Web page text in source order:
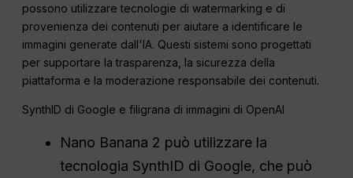
possono utilizzare tecnologie di watermarking e di
provenienza dei contenuti per aiutare a identificare le
immagini generate dall'IA. Questi sistemi sono progettati
per supportare la trasparenza, la sicurezza della
piattaforma e la moderazione responsabile dei contenuti.
SynthID di Google e filigrana di immagini di OpenAI
Nano Banana 2 può utilizzare la
tecnologia SynthID di Google, che può